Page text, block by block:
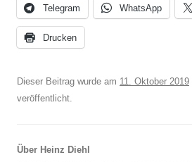
Telegram WhatsApp
Drucken
Dieser Beitrag wurde am 11. Oktober 2019
veröffentlicht.
Über Heinz Diehl